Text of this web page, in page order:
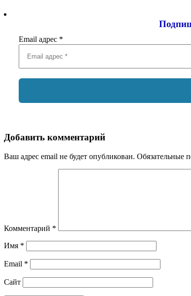
Email адрес *
Добавить комментарий
Ваш адрес email не будет опубликован. Обязательные
Комментарий *
Имя *
Email *
Сайт